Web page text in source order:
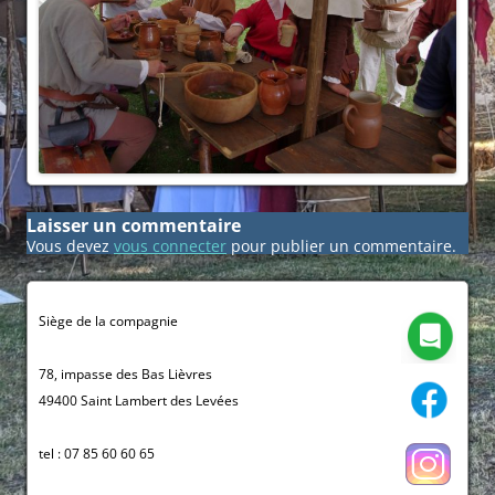
Laisser un commentaire
Vous devez vous connecter pour publier un commentaire.
Siège de la compagnie
78, impasse des Bas Lièvres
49400 Saint Lambert des Levées
tel : 07 85 60 60 65